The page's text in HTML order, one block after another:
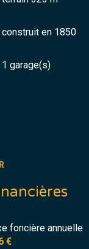
construit en 1850
1 garage(s)
foncière annuelle
€